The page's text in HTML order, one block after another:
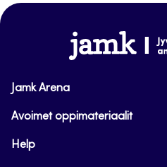
www.jamk.fi
Jamk Arena
Avoimet oppimateriaalit
Help